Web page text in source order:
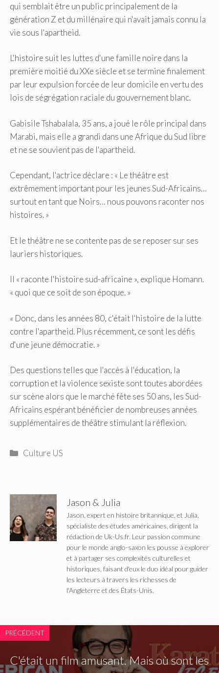
qui semblait être un public principalement de la
génération Z et du millénaire qui n'avait jamais connu la
vie sous l'apartheid.
L'histoire suit les luttes d'une famille noire dans la
première moitié du XXe siècle et se termine finalement
par leur expulsion forcée de leur domicile en vertu des
lois de ségrégation raciale du gouvernement blanc.
Gabisile Tshabalala, 35 ans, a joué le rôle principal dans
Marabi, mais elle a grandi dans une Afrique du Sud libre
et ne se souvient pas de l'apartheid.
Cependant, l'actrice déclare : « Le théâtre est
extrêmement important pour les jeunes Sud-Africains…
surtout en tant que Noirs… nous pouvons raconter nos
histoires. »
Et le théâtre ne se contente pas de se reposer sur ses
lauriers historiques.
Il « raconte l'histoire sud-africaine », explique Homann.
« quoi que ce soit de son époque. »
« Donc, dans les années 80, c'était l'histoire de la lutte
contre l'apartheid. Plus récemment, ce sont les défis
d'une jeune démocratie. »
Des questions telles que l'accès à l'éducation, la
corruption et la violence sexiste sont toutes abordées
sur scène alors que le marché fête ses 50 ans, les Sud-
Africains espérant bénéficier de nombreuses années
supplémentaires de théâtre stimulant la réflexion.
Catégories
Culture US
Jason & Julia
Jason, expert en histoire britannique, et Julia,
spécialiste des études américaines, dirigent la
rédaction de Uk-Us.fr. Leur passion commune
pour le monde anglo-saxon les pousse à explorer
et à partager ses complexités culturelles et
historiques, faisant d'eux le duo idéal pour guider
les lecteurs à travers les richesses de
l'Angleterre et des États-Unis.
PRÉCÉDENT
C'était un film amusant. Mais où sont les